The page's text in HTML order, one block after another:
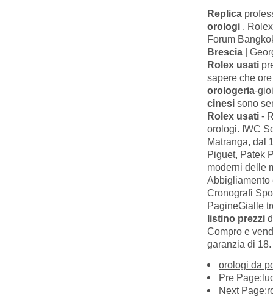
Replica
orologi .
Forum
Brescia |
Rolex usati
sapere che
orologeria-
cinesi sono
Rolex usati -
orologi. IWC
Matranga, dal
Piguet, Patek
moderni delle
Cronografi
PagineGialle
listino prezzi
Compro e
garanzia di 18.
orologi da
Pre Page:
Next Page: